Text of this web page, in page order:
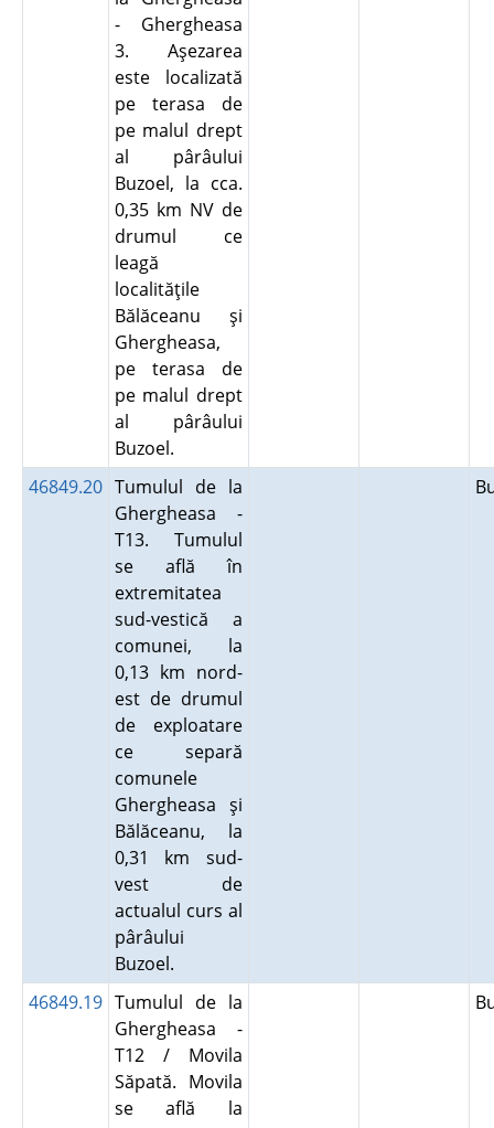
- Ghergheasa
3. Aşezarea
este localizată
pe terasa de
pe malul drept
al pârâului
Buzoel, la cca.
0,35 km NV de
drumul ce
leagă
localităţile
Bălăceanu şi
Ghergheasa,
pe terasa de
pe malul drept
al pârâului
Buzoel.
46849.20 Tumulul de la
Ghergheasa -
T13. Tumulul
se află în
extremitatea
sud-vestică a
comunei, la
0,13 km nord-
est de drumul
de exploatare
ce separă
comunele
Ghergheasa şi
Bălăceanu, la
0,31 km sud-
vest de
actualul curs al
pârâului
Buzoel.
46849.19 Tumulul de la
Ghergheasa -
T12 / Movila
Săpată. Movila
se află la